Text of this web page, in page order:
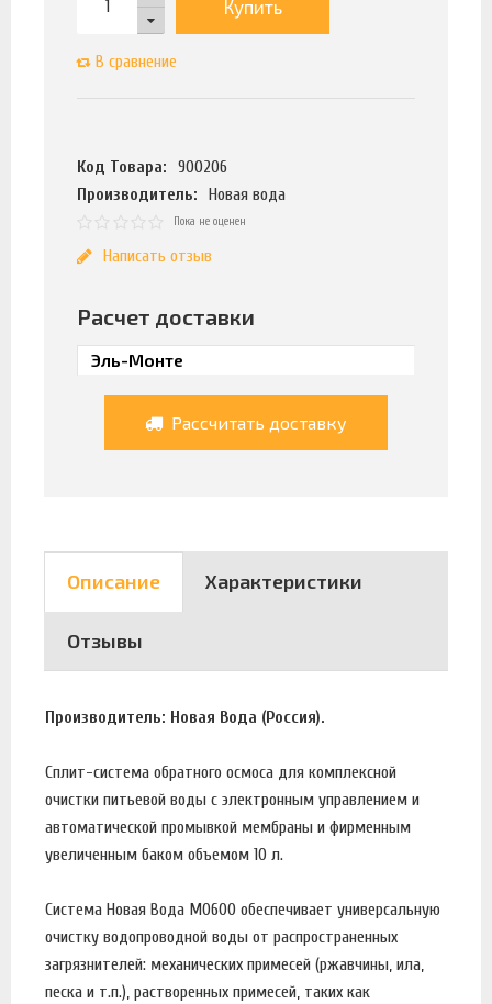
Купить
В сравнение
Код Товара:
900206
Производитель:
Новая вода
Пока не оценен
Написать отзыв
Расчет доставки
Рассчитать доставку
Описание Характеристики
Отзывы
Производитель: Новая Вода (Россия).
Сплит-система обратного осмоса для комплексной
очистки питьевой воды с электронным управлением и
автоматической промывкой мембраны и фирменным
увеличенным баком объемом 10 л.
Система Новая Вода MO600 обеспечивает универсальную
очистку водопроводной воды от распространенных
загрязнителей: механических примесей (ржавчины, ила,
песка и т.п.), растворенных примесей, таких как